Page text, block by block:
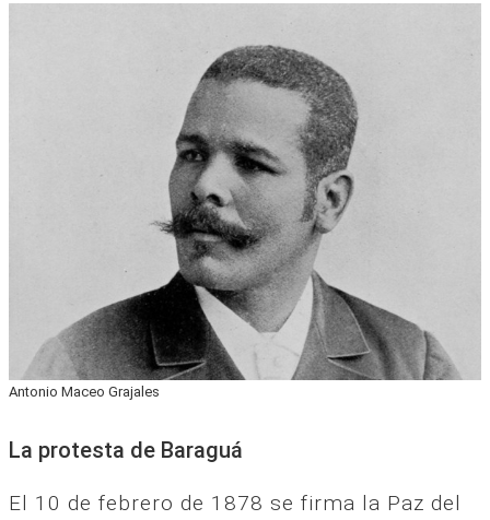
Antonio Maceo Grajales
La protesta de Baraguá
El 10 de febrero de 1878 se firma la Paz del